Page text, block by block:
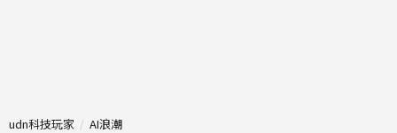
udn科技玩家 AI浪潮